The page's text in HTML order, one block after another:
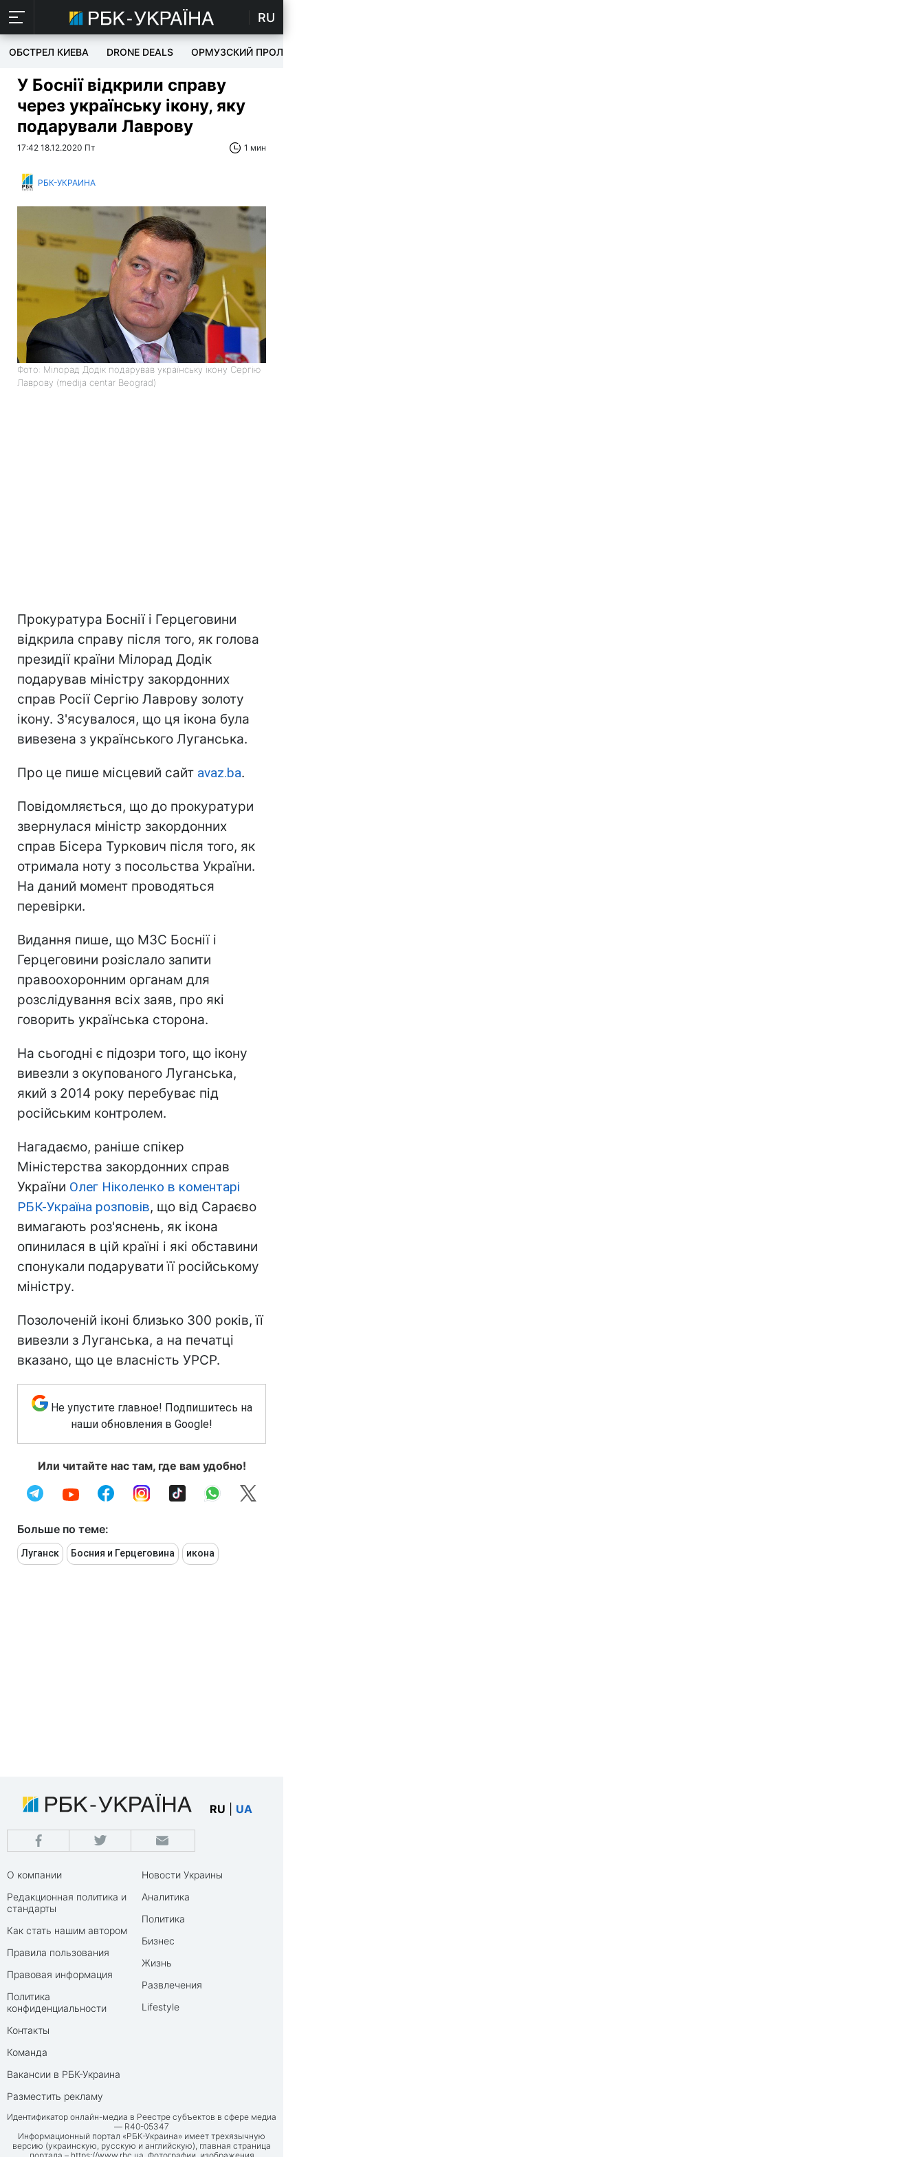
RU
ОБСТРЕЛ КИЕВА DRONE DEALS ОРМУЗСКИЙ ПРОЛИВ
У Боснії відкрили справу
через українську ікону, яку
подарували Лаврову
17:42 18.12.2020 Пт 1 мин
РБК-УКРАИНА
Фото: Мілорад Додік подарував українську ікону Сергію
Лаврову (medija centar Beograd)
Прокуратура Боснії і Герцеговини
відкрила справу після того, як голова
президії країни Мілорад Додік
подарував міністру закордонних
справ Росії Сергію Лаврову золоту
ікону. З'ясувалося, що ця ікона була
вивезена з українського Луганська.
Про це пише місцевий сайт avaz.ba.
Повідомляється, що до прокуратури
звернулася міністр закордонних
справ Бісера Туркович після того, як
отримала ноту з посольства України.
На даний момент проводяться
перевірки.
Видання пише, що МЗС Боснії і
Герцеговини розіслало запити
правоохоронним органам для
розслідування всіх заяв, про які
говорить українська сторона.
На сьогодні є підозри того, що ікону
вивезли з окупованого Луганська,
який з 2014 року перебуває під
російським контролем.
Нагадаємо, раніше спікер
Міністерства закордонних справ
України Олег Ніколенко в коментарі
РБК-Україна розповів, що від Сараєво
вимагають роз'яснень, як ікона
опинилася в цій країні і які обставини
спонукали подарувати її російському
міністру.
Позолоченій іконі близько 300 років, її
вивезли з Луганська, а на печатці
вказано, що це власність УРСР.
Не упустите главное! Подпишитесь на
наши обновления в Google!
Или читайте нас там, где вам удобно!
Больше по теме:
Луганск Босния и Герцеговина икона
RU UA
О компании
Редакционная политика и
стандарты
Как стать нашим автором
Правила пользования
Правовая информация
Политика
конфиденциальности
Контакты
Команда
Вакансии в РБК-Украина
Разместить рекламу
Новости Украины
Аналитика
Политика
Бизнес
Жизнь
Развлечения
Lifestyle
Идентификатор онлайн-медиа в Реестре субъектов в сфере медиа
— R40-05347
Информационный портал «РБК-Украина» имеет трехязычную
версию (украинскую, русскую и английскую), главная страница